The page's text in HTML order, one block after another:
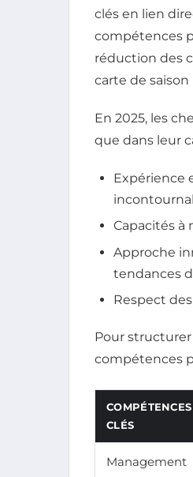
clés en lien
compétences
réduction des
carte de
En 2025, les
que dans leur
Expérience
Capacités à
Approche
tendances
Respect
Pour
compétences
COMPÉTENCES
CLÉS
Management